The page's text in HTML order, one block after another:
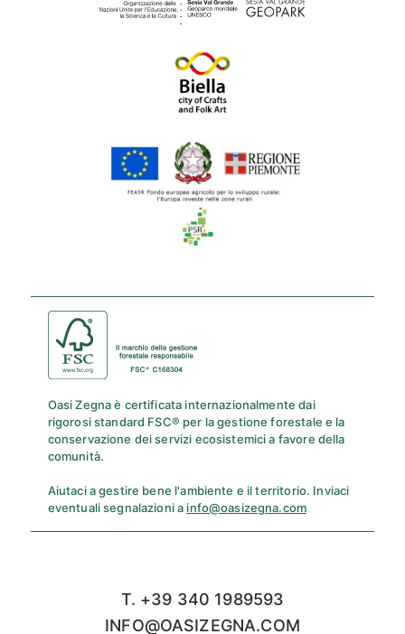
Oasi Zegna è certificata internazionalmente dai
rigorosi standard FSC® per la gestione forestale e la
conservazione dei servizi ecosistemici a favore della
comunità.
Aiutaci a gestire bene l'ambiente e il territorio. Inviaci
eventuali segnalazioni a info@oasizegna.com
T. +39 340 1989593
INFO@OASIZEGNA.COM